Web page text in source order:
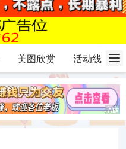
美图欣赏 活动线报